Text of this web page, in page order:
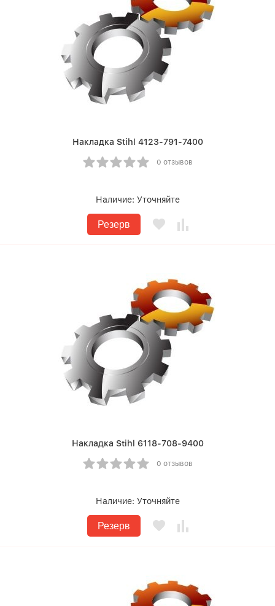
Накладка Stihl 4123-791-7400
0 отзывов
Наличие: Уточняйте
Резерв
Накладка Stihl 6118-708-9400
0 отзывов
Наличие: Уточняйте
Резерв